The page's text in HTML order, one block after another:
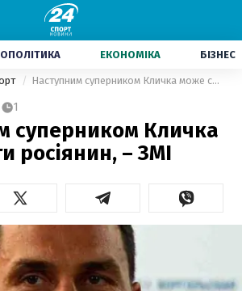
ЕКОНОМІКА БІЗНЕС
Наступним суперником Кличка може стати росіянин, – ЗМІ
1
суперником Кличка
росіянин, – ЗМІ